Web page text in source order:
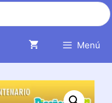
Menú